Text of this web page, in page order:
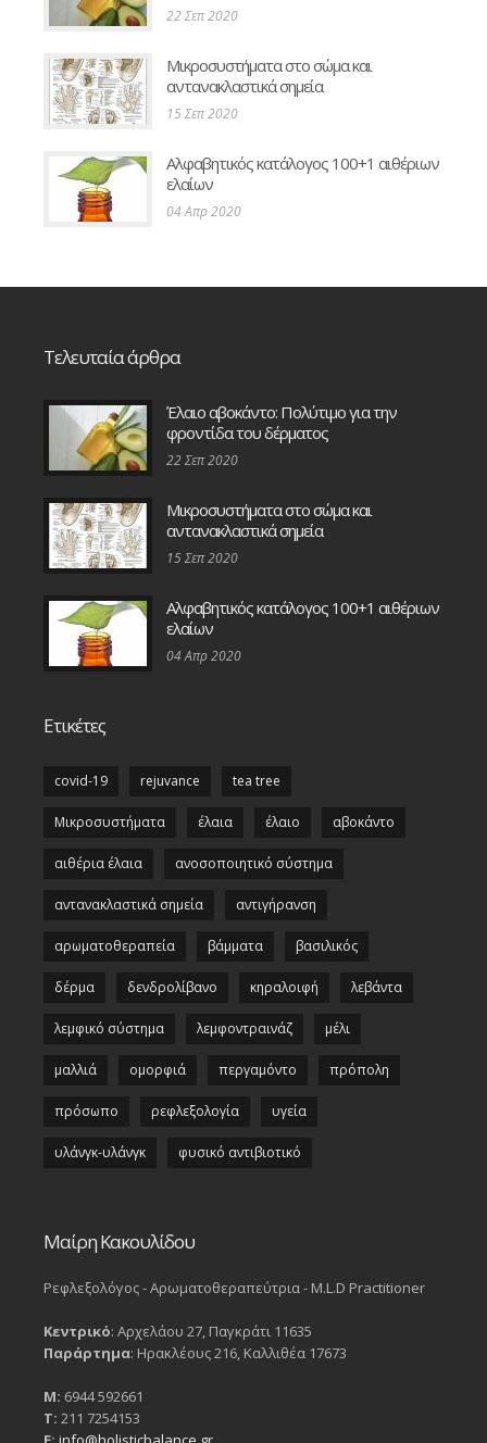
22 Σεπ 2020
Μικροσυστήματα στο σώμα και
αντανακλαστικά σημεία
15 Σεπ 2020
Αλφαβητικός κατάλογος 100+1 αιθέριων
ελαίων
04 Απρ 2020
Τελευταία άρθρα
Έλαιο αβοκάντο: Πολύτιμο για την
φροντίδα του δέρματος
22 Σεπ 2020
Μικροσυστήματα στο σώμα και
αντανακλαστικά σημεία
15 Σεπ 2020
Αλφαβητικός κατάλογος 100+1 αιθέριων
ελαίων
04 Απρ 2020
Ετικέτες
covid-19 rejuvance tea tree
Μικροσυστήματα έλαια έλαιο αβοκάντο
αιθέρια έλαια ανοσοποιητικό σύστημα
αντανακλαστικά σημεία αντιγήρανση
αρωματοθεραπεία βάμματα βασιλικός
δέρμα δενδρολίβανο κηραλοιφή λεβάντα
λεμφικό σύστημα λεμφοντραινάζ μέλι
μαλλιά ομορφιά περγαμόντο πρόπολη
πρόσωπο ρεφλεξολογία υγεία
υλάνγκ-υλάνγκ φυσικό αντιβιοτικό
Μαίρη Κακουλίδου
Ρεφλεξολόγος - Αρωματοθεραπεύτρια - M.L.D Practitioner
Κεντρικό: Αρχελάου 27, Παγκράτι 11635
Παράρτημα: Ηρακλέους 216, Καλλιθέα 17673
Μ: 6944 592661
Τ: 211 7254153